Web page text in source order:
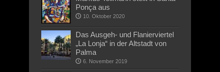
Ponça aus
10. Oktober 2020
Das Ausgeh- und Flanierviertel
„La Lonja“ in der Altstadt von
Palma
6. November 2019